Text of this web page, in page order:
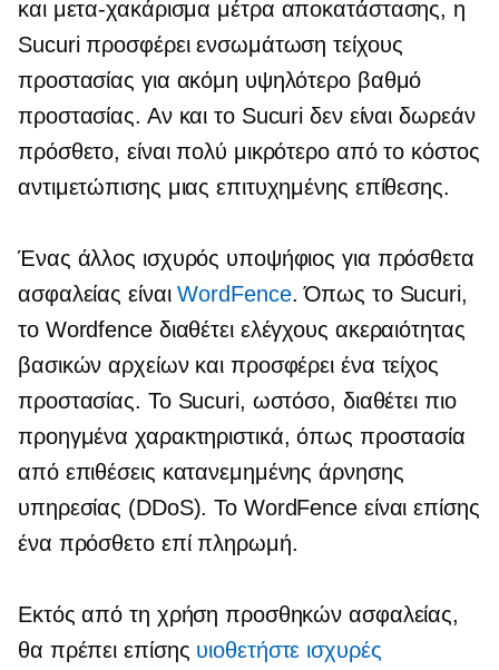
και μετα-χακάρισμα μέτρα αποκατάστασης, η
Sucuri προσφέρει ενσωμάτωση τείχους
προστασίας για ακόμη υψηλότερο βαθμό
προστασίας. Αν και το Sucuri δεν είναι δωρεάν
πρόσθετο, είναι πολύ μικρότερο από το κόστος
αντιμετώπισης μιας επιτυχημένης επίθεσης.
Ένας άλλος ισχυρός υποψήφιος για πρόσθετα
ασφαλείας είναιWordFence. Όπως το Sucuri,
το Wordfence διαθέτει ελέγχους ακεραιότητας
βασικών αρχείων και προσφέρει ένα τείχος
προστασίας. Το Sucuri, ωστόσο, διαθέτει πιο
προηγμένα χαρακτηριστικά, όπως προστασία
από επιθέσεις κατανεμημένης άρνησης
υπηρεσίας (DDoS). Το WordFence είναι επίσης
ένα πρόσθετο επί πληρωμή.
Εκτός από τη χρήση προσθηκών ασφαλείας,
θα πρέπει επίσης υιοθετήστε ισχυρές